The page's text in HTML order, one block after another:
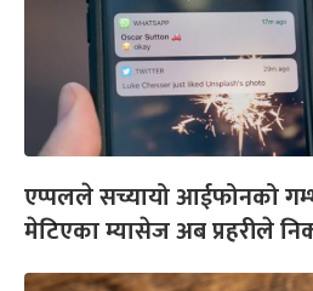
एप्पलले सच्यायो आईफोनको
मेटिएका म्यासेज अब प्रहरीले